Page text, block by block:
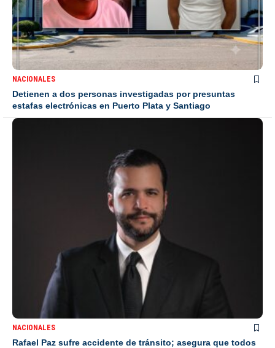
NACIONALES
Detienen a dos personas investigadas por presuntas
estafas electrónicas en Puerto Plata y Santiago
NACIONALES
Rafael Paz sufre accidente de tránsito; asegura que todos